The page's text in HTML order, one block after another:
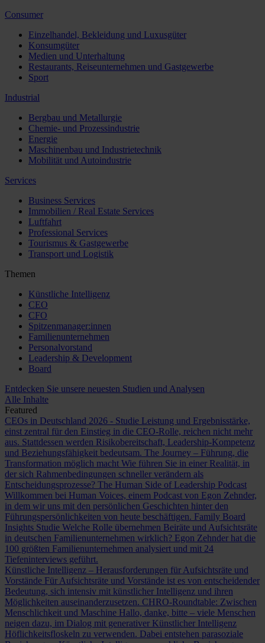
Consumer
Einzelhandel, Bekleidung und Luxusgüter
Konsumgüter
Medien und Unterhaltung
Restaurants, Reiseunternehmen und Gastgewerbe
Sport
Industrial
Bergbau und Metallurgie
Chemie- und Prozessindustrie
Energie
Maschinenbau und Industrietechnik
Mobilität und Autoindustrie
Services
Business Services
Immobilien / Real Estate Services
Luftfahrt
Professional Services
Tourismus & Gastgewerbe
Transport und Logistik
Themen
Künstliche Intelligenz
CEO
CFO
Spitzenmanager:innen
Familienunternehmen
Personalvorstand
Leadership & Development
Board
Entdecken Sie unsere neuesten Studien und Analysen
Alle Inhalte
Featured
CEOs in Deutschland 2026 - Studie Leistung und Ergebnisstärke,
einst zentral für den Einstieg in die CEO-Rolle, reichen nicht mehr
aus. Stattdessen werden Risikobereitschaft, Leadership-Kompetenz
und Beziehungsfähigkeit bedeutsam. The Journey – Führung, die
Transformation möglich macht Wie führen Sie in einer Realität, in
der sich Rahmenbedingungen schneller verändern als
Entscheidungsprozesse? The Human Side of Leadership Podcast
Willkommen bei Human Voices, einem Podcast von Egon Zehnder,
in dem wir uns mit den persönlichen Geschichten hinter den
Führungspersönlichkeiten von heute beschäftigen. Family Board
Insights Studie Welche Rolle übernehmen Beiräte und Aufsichtsräte
in deutschen Familienunternehmen wirklich? Egon Zehnder hat die
100 größten Familienunternehmen analysiert und mit 24
Tiefeninterviews geführt.
Künstliche Intelligenz – Herausforderungen für Aufsichtsräte und
Vorstände Für Aufsichtsräte und Vorstände ist es von entscheidender
Bedeutung, sich intensiv mit künstlicher Intelligenz und ihren
Möglichkeiten auseinanderzusetzen. CHRO-Roundtable: Zwischen
Menschlichkeit und Maschine Hallo, danke, bitte – viele Menschen
neigen dazu, im Dialog mit generativer Künstlicher Intelligenz
Höflichkeitsfloskeln zu verwenden. Dabei entstehen parasoziale